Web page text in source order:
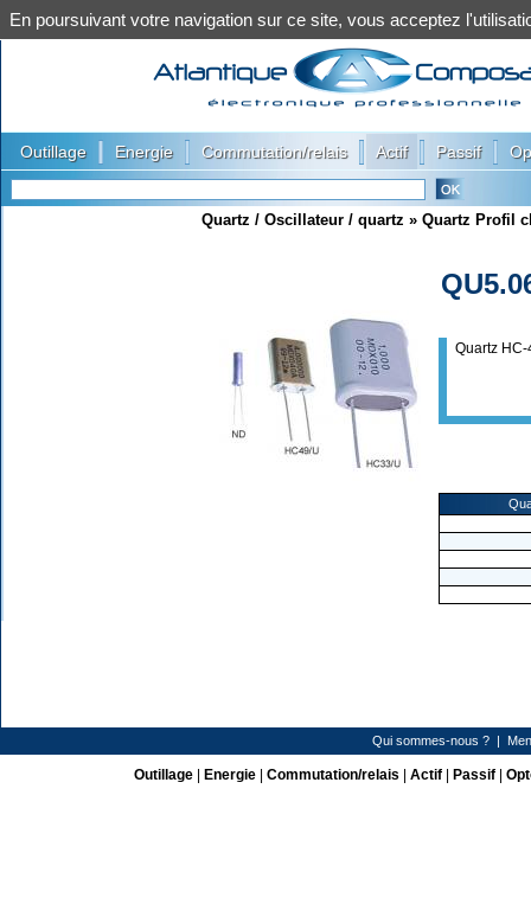
Outillage Energie Commutation/relais Actif Passif
Quartz / Oscillateur / quartz » Quartz Profil
Quartz
Qui sommes-nous ? |
Outillage| Energie| Commutation/relais Actif| Passif|
En poursuivant votre navigation sur ce site, vous acceptez